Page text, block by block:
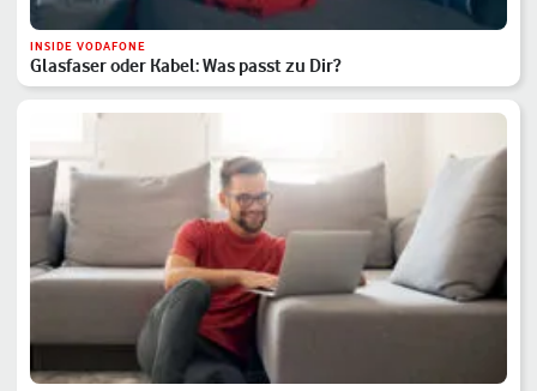
INSIDE VODAFONE
Glasfaser oder Kabel: Was passt zu Dir?